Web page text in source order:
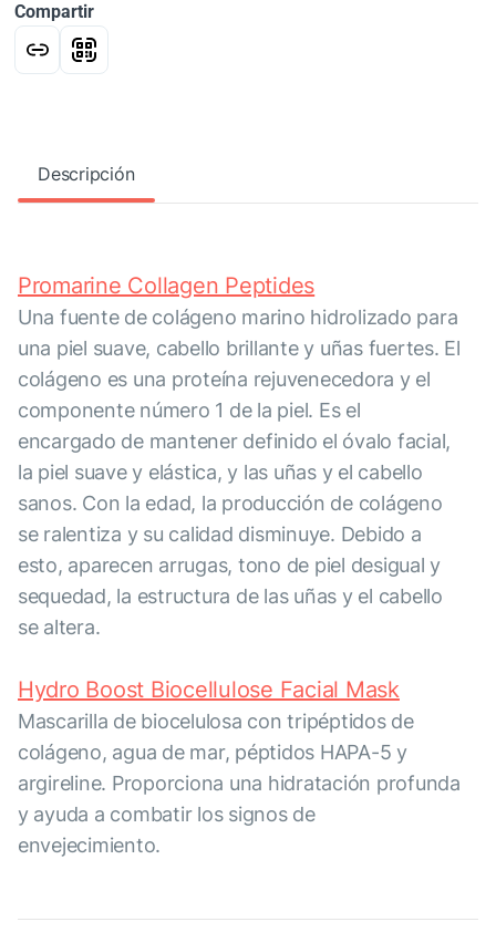
Compartir
Descripción
Promarine Collagen Peptides
Una fuente de colágeno marino hidrolizado para
una piel suave, cabello brillante y uñas fuertes. El
colágeno es una proteína rejuvenecedora y el
componente número 1 de la piel. Es el
encargado de mantener definido el óvalo facial,
la piel suave y elástica, y las uñas y el cabello
sanos. Con la edad, la producción de colágeno
se ralentiza y su calidad disminuye. Debido a
esto, aparecen arrugas, tono de piel desigual y
sequedad, la estructura de las uñas y el cabello
se altera.
Hydro Boost Biocellulose Facial Mask
Mascarilla de biocelulosa con tripéptidos de
colágeno, agua de mar, péptidos HAPA-5 y
argireline. Proporciona una hidratación profunda
y ayuda a combatir los signos de
envejecimiento.